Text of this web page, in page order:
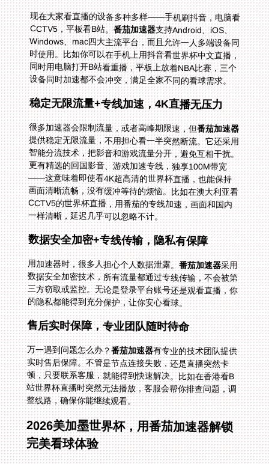
现在大家看直播的设备多种多样——手机刷抖音，电脑看
CCTV5，平板看B站。番茄加速器支持Android、iOS、
Windows、mac四大主流平台，而且允许一人多端设备同
时使用。比如你可以在手机上用抖音看世界杯中文直播，
同时用电脑打开B站看重播，平板上放着NBA比赛，三个
设备同时加速都不会冲突，满足全家不同的看球需求。
稳定无限流量+专线加速，4K直播无压力
很多加速器会限制流量，或者高峰期限速，但番茄加速器
提供稳定无限流量，不用担心看一半突然断流。它还采用
智能分流技术，把影音和游戏流量分开，避免互相干扰。
更有精选的回国影音、游戏加速专线，独享100M带宽
——这意味着即使看4K超高清的世界杯直播，也能保持
画面清晰流畅，没有缓冲等待的烦恼。比如在澳大利亚看
CCTV5的世界杯直播，用番茄的专线加速，画面和国内
一样清晰，延迟几乎可以忽略不计。
数据安全加密+专线传输，隐私有保障
用加速器时，很多人担心个人数据泄露。番茄加速器采用
数据安全加密技术，所有流量都通过专线传输，不会被第
三方窃取或监控。无论是登录平台账号还是观看直播，你
的隐私都能得到充分保护，让你安心看球。
售后实时保障，专业团队随时待命
万一遇到问题怎么办？番茄加速器有专业的技术团队提供
实时售后保障。不管是节点连接失败，还是直播突然卡
顿，只要联系客服，就能得到快速解决。比如在香港看B
站世界杯直播时突然无法播放，客服会帮你排查问题，调
整线路，确保你能继续观看。
2026美加墨世界杯，用番茄加速器解锁
完美看球体验